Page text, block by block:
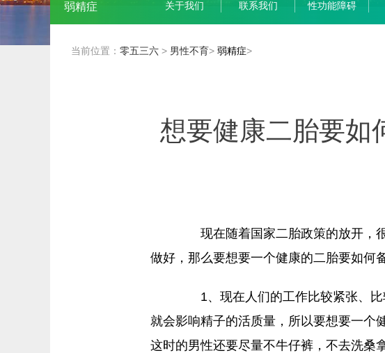
弱精症 关于我们 联系我们 性功能障碍
当前位置： 零五三六 > 男性不育> 弱精症>
想要健康二胎要如
现在随着国家二胎政策的放开，很
做好，那么要想要一个健康的二胎要如何
1、现在人们的工作比较紧张、比
就会影响精子的活质量，所以要想要一个
这时的男性还要尽量不牛仔裤，不去洗桑